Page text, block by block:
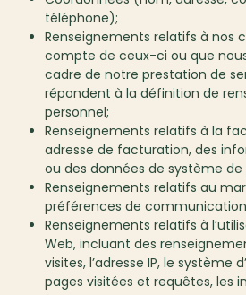
téléphone);
Renseignements relatifs à nos
compte de ceux-ci ou que
cadre de notre prestation de
répondent à la définition de
personnel;
Renseignements relatifs à la
adresse de facturation, des
ou des données de système
Renseignements relatifs au
préférences de
Renseignements relatifs à
Web, incluant des
visites, l’adresse IP, le système
pages visitées et requêtes, les